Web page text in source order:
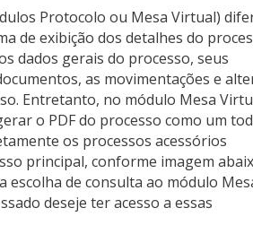
Protocolo ou Mesa Virtual)
de exibição dos detalhes do
dados gerais do processo, seus
as movimentações e
Entretanto, no módulo Mesa
o PDF do processo como um
os processos acessórios
principal, conforme imagem
escolha de consulta ao módulo
deseje ter acesso a essas